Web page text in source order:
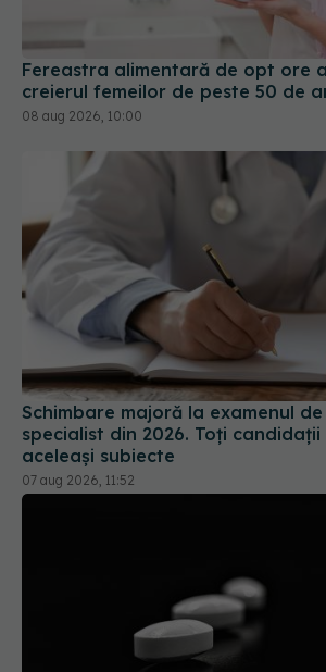
Schimbare majoră la examenul
specialist din 2026. Toți candidații
aceleași subiecte
07 aug 2026, 11:52
Colebil și Panzcebil, blocate la